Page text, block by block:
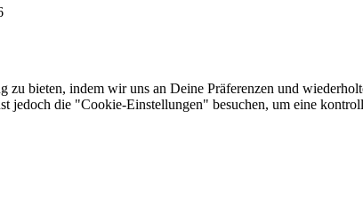
bieten, indem wir uns an Deine Präferenzen und
die "Cookie-Einstellungen" besuchen, um eine